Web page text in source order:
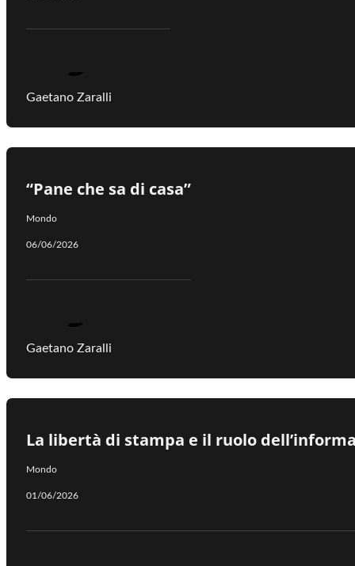
Gaetano Zaralli
“Pane che sa di casa”
Mondo
06/06/2026
Gaetano Zaralli
La libertà di stampa e il ruolo
Mondo
01/06/2026